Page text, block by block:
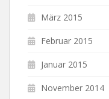
März 2015
Februar 2015
Januar 2015
November 2014